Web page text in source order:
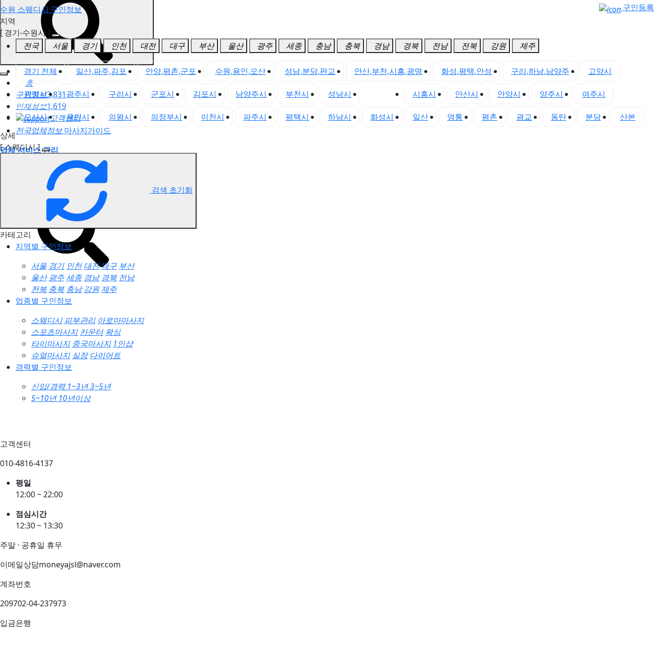
홈
구인정보3,831
인재정보1,619
고객센터
전국업체정보 마사지가이드
업체 서비스 관리
수원 스웨디시 구인정보
수원 스웨디시 구인정보
구인등록
지역
[ 경기-수원시 ]
전국
서울 경기 인천 대전 대구 부산 울산 광주 세종 충남 충북 경남 경북 전남 전북 강원 제주
경기 전체 일산,파주,김포 안양,평촌,군포 수원,용인,오산 성남,분당,판교 안산,부천,시흥,광명 화성,평택,안성 구리,하남,남양주 고양시
광명시 광주시 구리시 군포시 김포시 남양주시 부천시 성남시 시흥시 안산시 안양시 양주시 여주시
오산시 용인시 의왕시 의정부시 이천시 파주시 평택시 하남시 화성시 일산 영통 평촌 광교 동탄 분당
산본
상세
[ 스웨디시 ]
검색 초기화
카테고리
지역별 구인정보
서울 경기 인천 대전대구 부산
울산 광주세종 경남 경북 전남
전북 충북 충남 강원제주
업종별 구인정보
스웨디시 피부관리 아로마마사지
스포츠마사지 카운터 왁싱
타이마사지 중국마사지 1인샵
슈얼마사지 실장 다이어트
경력별 구인정보
신입/경력 1~3년3~5년
5~10년 10년이상
고객센터
010-4816-4137
평일
12:00 ~ 22:00
점심시간
12:30 ~ 13:30
주말 · 공휴일 휴무
이메일상담moneyajsl@naver.com
계좌번호
209702-04-237973
입금은행